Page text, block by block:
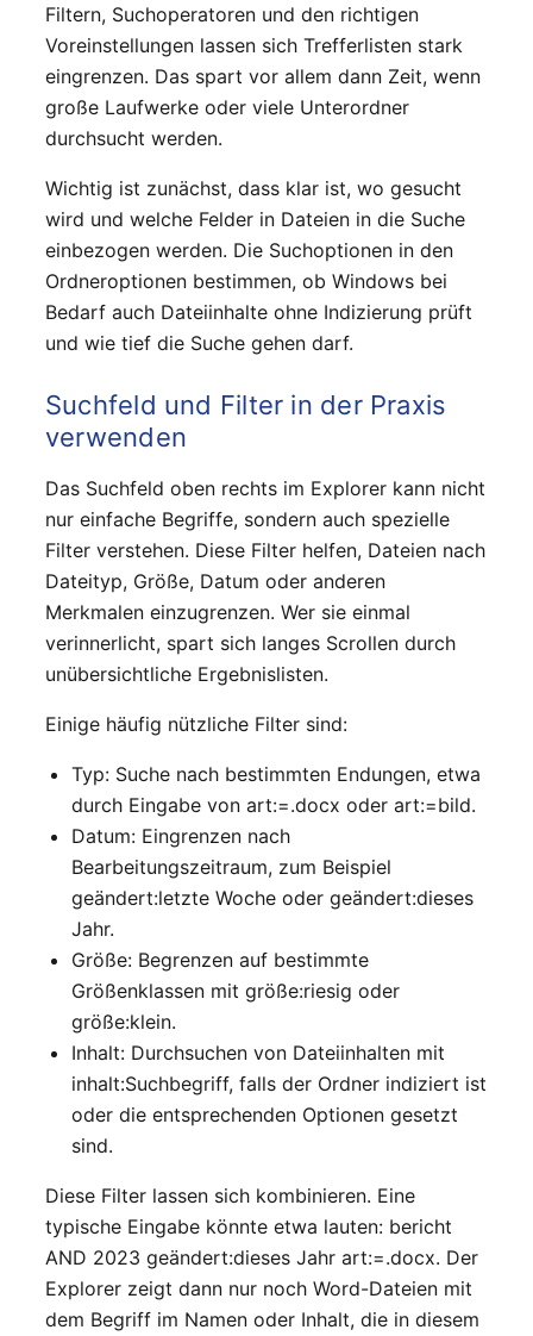
Filtern, Suchoperatoren und den richtigen
Voreinstellungen lassen sich Trefferlisten stark
eingrenzen. Das spart vor allem dann Zeit, wenn
große Laufwerke oder viele Unterordner
durchsucht werden.
Wichtig ist zunächst, dass klar ist, wo gesucht
wird und welche Felder in Dateien in die Suche
einbezogen werden. Die Suchoptionen in den
Ordneroptionen bestimmen, ob Windows bei
Bedarf auch Dateiinhalte ohne Indizierung prüft
und wie tief die Suche gehen darf.
Suchfeld und Filter in der Praxis
verwenden
Das Suchfeld oben rechts im Explorer kann nicht
nur einfache Begriffe, sondern auch spezielle
Filter verstehen. Diese Filter helfen, Dateien nach
Dateityp, Größe, Datum oder anderen
Merkmalen einzugrenzen. Wer sie einmal
verinnerlicht, spart sich langes Scrollen durch
unübersichtliche Ergebnislisten.
Einige häufig nützliche Filter sind:
Typ: Suche nach bestimmten Endungen, etwa
durch Eingabe von art:=.docx oder art:=bild.
Datum: Eingrenzen nach
Bearbeitungszeitraum, zum Beispiel
geändert:letzte Woche oder geändert:dieses
Jahr.
Größe: Begrenzen auf bestimmte
Größenklassen mit größe:riesig oder
größe:klein.
Inhalt: Durchsuchen von Dateiinhalten mit
inhalt:Suchbegriff, falls der Ordner indiziert ist
oder die entsprechenden Optionen gesetzt
sind.
Diese Filter lassen sich kombinieren. Eine
typische Eingabe könnte etwa lauten: bericht
AND 2023 geändert:dieses Jahr art:=.docx. Der
Explorer zeigt dann nur noch Word-Dateien mit
dem Begriff im Namen oder Inhalt, die in diesem